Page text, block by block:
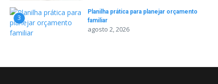
3
Planilha prática para planejar orçamento
familiar
agosto 2, 2026